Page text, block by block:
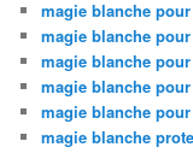
magie blanche
magie blanche
magie blanche
magie blanche
magie blanche
magie blanche